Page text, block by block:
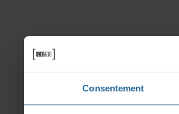
Consentement